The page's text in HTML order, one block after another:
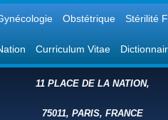
Obstétrique Stérilité
Curriculum Vitae
11 PLACE DE LA NATION,
75011, PARIS, FRANCE